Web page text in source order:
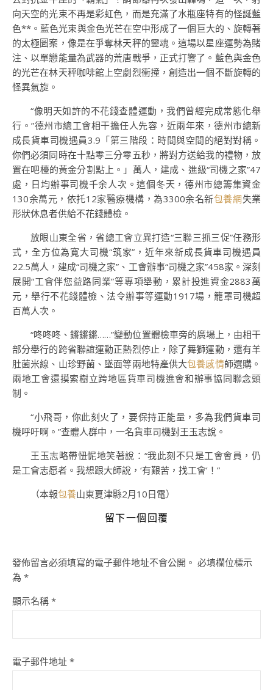
向天空的光束不再是彩虹色，而是充滿了水瓶座特有的怪誕藍
色**。藍色光束與金色光芒在空中形成了一個巨大的、旋轉著
的太極圖案，像是在爭奪林天秤的靈魂。這場以星座運勢為賭
注、以單戀能量為武器的荒唐戰爭，正式打響了。藍色與金色
的光芒在林天秤咖啡館上空劇烈衝撞，創造出一個不斷旋轉的
怪異氣旋。
“像明天如許的不花錢查體運動，我們曾經完成常態化舉
行。”德州市總工會相干擔任人先容，近兩年來，德州市總新
成長貨車司機遇員3.9「第三階段：時間與空間的絕對對稱。
你們必須同時在十點零三分零五秒，將對方送給我的禮物，放
置在吧檯的黃金分割點上。」萬人，建成、進級“司機之家”47
處，日均辦事司機千余人次。這個冬天，德州市總籌集資金
130余萬元，依托12家醫療機構，為3300余名新包養網失業
形狀休息者供給不花錢體檢。
放眼山東全省，省總工會立異打造“三聯三抓三促”任務形
式，全方位為寬大司機“筑家”，近年來新成長貨車司機遇員
22.5萬人，建成“司機之家”、工會辦事“司機之家”458家。深刻
展開“工會伴您益路同業”等專項舉動，累計投進資金2883萬
元，舉行不花錢體檢、法令辦事等運動1917場，籠罩司機超
百萬人次。
“咚咚咚、鏘鏘鏘……”變動位置體檢車旁的廣場上，由相干
部分舉行的跨省聯誼運動正熱烈停止，除了舞獅運動，還有羊
肚菌米線、山珍野菌、墜面等兩地特產供大包養感情師選購。
兩地工會還摸索樹立跨地區貨車司機進會和辦事協同聯念頭
制。
“小飛哥，你此刻火了，要保持正能量，多為我們貨車司
機呼吁啊。”查體人群中，一名貨車司機對王玉志說。
王玉志略帶忸怩地笑著說：“我此刻不只是工會會員，仍
是工會志愿者。我想跟大師說，‘有艱苦，找工會’！”
（本報包養山東夏津縣2月10日電）
留下一個回覆
發佈留言必須填寫的電子郵件地址不會公開。 必填欄位標示
為 *
顯示名稱 *
電子郵件地址 *